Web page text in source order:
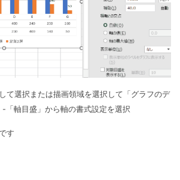
て選択または描画領域を選択して「グラフのデ
「軸目盛」から軸の書式設定を選択
す